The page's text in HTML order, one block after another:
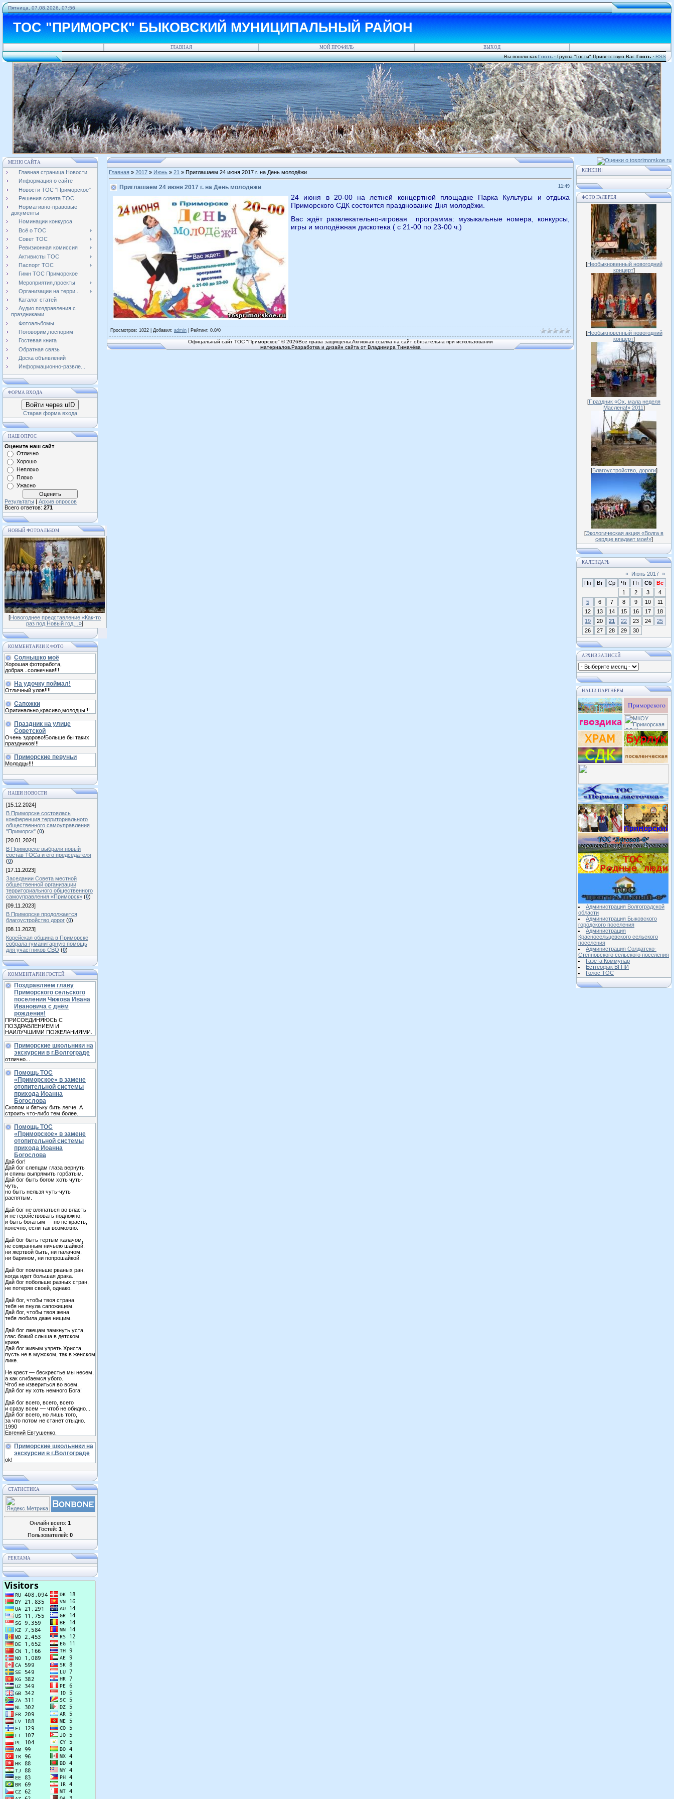
Пятница, 07.08.2026, 07:56
ТОС "ПРИМОРСК" БЫКОВСКИЙ МУНИЦИПАЛЬНЫЙ РАЙОН
ГЛАВНАЯ МОЙ ПРОФИЛЬ ВЫХОД
Вы вошли как Гость·Группа"Гости"Приветствую ВасГость·RSS
МЕНЮ САЙТА
Главная страница.Новости
Информация о сайте
Новости ТОС "Приморское"
Решения совета ТОС
Нормативно-правовые
документы
Номинации конкурса
Всё о ТОС
Совет ТОС
Ревизионная комиссия
Активисты ТОС
Паспорт ТОС
Гимн ТОС Приморское
Мероприятия,проекты
Организации на терри...
Каталог статей
Аудио поздравления с
праздниками
Фотоальбомы
Поговорим,поспорим
Гостевая книга
Обратная связь
Доска объявлений
Информационно-развле...
ФОРМА ВХОДА
Войти через uID
Старая форма входа
НАШ ОПРОС
Оцените наш сайт
Отлично
Хорошо
Неплохо
Плохо
Ужасно
Результаты | Архив опросов
Всего ответов: 271
НОВЫЙ ФОТОАЛЬБОМ
[Новогоднее представление «Как-то
раз под Новый год…»]
КОММЕНТАРИИ К ФОТО
Солнышко моё
Хорошая фоторабота,
добрая...солнечная!!!
На удочку поймал!
Отличный улов!!!!
Сапожки
Оригинально,красиво,молодцы!!!
Праздник на улице
Советской
Очень здорово!Больше бы таких
праздников!!!
Приморские певуньи
Молодцы!!!
НАШИ НОВОСТИ
[15.12.2024]
В Приморске состоялась
конференция территориального
общественного самоуправления
"Приморск" (0)
[20.01.2024]
В Приморске выбрали новый
состав ТОСа и его председателя
(0)
[17.11.2023]
Заседании Совета местной
общественной организации
территориального общественного
самоуправления «Приморск» (0)
[09.11.2023]
В Приморске продолжается
благоустройство дорог (0)
[08.11.2023]
Корейская община в Приморске
собрала гуманитарную помощь
для участников СВО (0)
КОММЕНТАРИИ ГОСТЕЙ
Поздравляем главу
Приморского сельского
поселения Чижова Ивана
Ивановича с днём
рождения!
ПРИСОЕДИНЯЮСЬ С
ПОЗДРАВЛЕНИЕМ И
НАИЛУЧШИМИ ПОЖЕЛАНИЯМИ.
Приморские школьники на
экскурсии в г.Волгограде
отлично...
Помощь ТОС
«Приморское» в замене
отопительной системы
прихода Иоанна
Богослова
Скопом и батьку бить легче. А
строить что-либо тем более.
Помощь ТОС
«Приморское» в замене
отопительной системы
прихода Иоанна
Богослова
Дай бог!
Дай бог слепцам глаза вернуть
и спины выпрямить горбатым.
Дай бог быть богом хоть чуть-
чуть,
но быть нельзя чуть-чуть
распятым.
Дай бог не вляпаться во власть
и не геройствовать подложно,
и быть богатым — но не красть,
конечно, если так возможно.
Дай бог быть тертым калачом,
не сожранным ничьею шайкой,
ни жертвой быть, ни палачом,
ни барином, ни попрошайкой.
Дай бог поменьше рваных ран,
когда идет большая драка.
Дай бог побольше разных стран,
не потеряв своей, однако.
Дай бог, чтобы твоя страна
тебя не пнула сапожищем.
Дай бог, чтобы твоя жена
тебя любила даже нищим.
Дай бог лжецам замкнуть уста,
глас божий слыша в детском
крике.
Дай бог живым узреть Христа,
пусть не в мужском, так в женском
лике.
Не крест — бескрестье мы несем,
а как сгибаемся убого.
Чтоб не извериться во всем,
Дай бог ну хоть немного Бога!
Дай бог всего, всего, всего
и сразу всем — чтоб не обидно...
Дай бог всего, но лишь того,
за что потом не станет стыдно.
1990
Евгений Евтушенко.
Приморские школьники на
экскурсии в г.Волгограде
ok!
СТАТИСТИКА
Онлайн всего: 1
Гостей: 1
Пользователей: 0
РЕКЛАМА
Главная » 2017 » Июнь » 21 » Приглашаем 24 июня 2017 г. на День молодёжи
11:49
Приглашаем 24 июня 2017 г. на День молодёжи
24 июня в 20-00 на летней концертной площадке Парка Культуры и отдыха
Приморского СДК состоится празднование Дня молодёжи.
Вас ждёт развлекательно-игровая программа: музыкальные номера, конкурсы,
игры и молодёжная дискотека ( с 21-00 по 23-00 ч.)
Просмотров: 1022 | Добавил: admin Рейтинг: 0.0/0
Офицальный сайт ТОС "Приморское" © 2026Все права защищены.Активная ссылка на сайт обязательна при использовании
материалов.Разработка и дизайн сайта от Владимира Тимачёва
КЛИКНИ!
ФОТО ГАЛЕРЕЯ
[Необыкновенный новогодний
концерт]
[Необыкновенный новогодний
концерт]
[Праздник «Ох, мала неделя
Маслена!» 2011]
[Благоустройство, дороги]
[Экологическая акция «Волга в
сердце впадает мое!»]
КАЛЕНДАРЬ
« Июнь 2017 »
Пн
Вт Ср Чт Пт Сб
Вс
1
2 3
4
5
6 7 8 9 10
11
12
13 14 15 16 17
18
19
20 21 22 23 24
25
26
27 28 29 30
АРХИВ ЗАПИСЕЙ
НАШИ ПАРТНЁРЫ
Администрация Волгоградской
области
Администрация Быковского
городского поселения
Администрация
Красносельцевского сельского
поселения
Администрация Солдатско-
Степновского сельского поселения
Газета Коммунар
Естгеофак ВГПИ
Голос ТОС